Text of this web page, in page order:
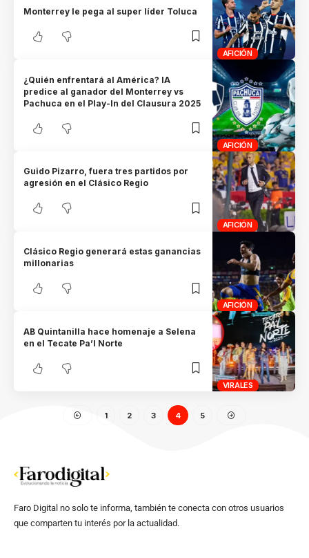
AFICIÓN
Monterrey le pega al super líder Toluca
AFICIÓN
¿Quién enfrentará al América? IA
predice al ganador del Monterrey vs
Pachuca en el Play-In del Clausura 2025
AFICIÓN
Guido Pizarro, fuera tres partidos por
agresión en el Clásico Regio
AFICIÓN
Clásico Regio generará estas ganancias
millonarias
VIRALES
AB Quintanilla hace homenaje a Selena
en el Tecate Pa’l Norte
1 2 3 4 5
Faro Digital no solo te informa, también te conecta con otros usuarios
que comparten tu interés por la actualidad.